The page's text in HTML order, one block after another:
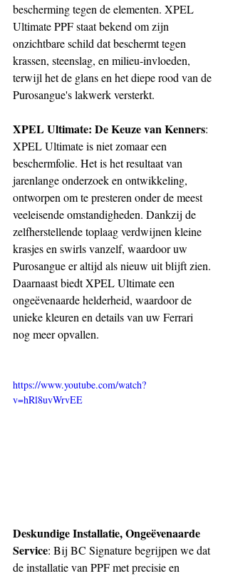
bescherming tegen de elementen. XPEL
Ultimate PPF staat bekend om zijn
onzichtbare schild dat beschermt tegen
krassen, steenslag, en milieu-invloeden,
terwijl het de glans en het diepe rood van de
Purosangue's lakwerk versterkt.
XPEL Ultimate: De Keuze van Kenners:
XPEL Ultimate is niet zomaar een
beschermfolie. Het is het resultaat van
jarenlange onderzoek en ontwikkeling,
ontworpen om te presteren onder de meest
veeleisende omstandigheden. Dankzij de
zelfherstellende toplaag verdwijnen kleine
krasjes en swirls vanzelf, waardoor uw
Purosangue er altijd als nieuw uit blijft zien.
Daarnaast biedt XPEL Ultimate een
ongeëvenaarde helderheid, waardoor de
unieke kleuren en details van uw Ferrari
nog meer opvallen.
https://www.youtube.com/watch?
v=hRl8uvWrvEE
Deskundige Installatie, Ongeëvenaarde
Service: Bij BC Signature begrijpen we dat
de installatie van PPF met precisie en